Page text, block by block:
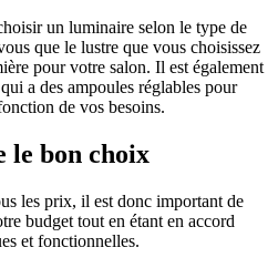
un luminaire selon le type de
que le lustre que vous choisissez
pour votre salon. Il est également
a des ampoules réglables pour
de vos besoins.
le bon choix
les prix, il est donc important de
budget tout en étant en accord
et fonctionnelles.